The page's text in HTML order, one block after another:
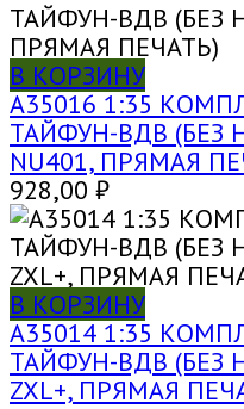
В КОРЗИНУ
A35016 1:35
ТАЙФУН-ВДВ (БЕЗ
NU401, ПРЯМАЯ
928,00 ₽
В КОРЗИНУ
A35014 1:35
ТАЙФУН-ВДВ (БЕЗ
ZXL+, ПРЯМАЯ